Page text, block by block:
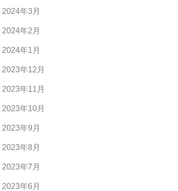
2024年3月
2024年2月
2024年1月
2023年12月
2023年11月
2023年10月
2023年9月
2023年8月
2023年7月
2023年6月